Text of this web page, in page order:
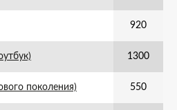
920
1300
поколения) 550